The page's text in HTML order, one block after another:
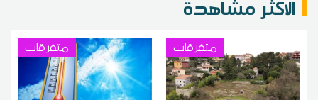
الاكثر مشاهدة
متفرقات متفرقات